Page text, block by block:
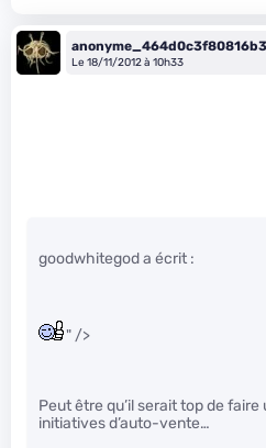
Le 18/11/2012 à 10h33
goodwhitegod a écrit :
" />
Peut être qu’il serait top de
initiatives d’auto-vente…